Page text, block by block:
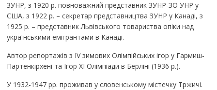
ЗУНР, з 1920 р. повноважний представник ЗУНР-ЗО УНР у
США, з 1922 р. – секретар представництва ЗУНР у Канаді, з
1925 р. – представник Львівського товариства опіки над
українськими емігрантами в Канаді.
Автор репортажів з IV зимових Олімпійських ігор у Гармиш-
Партенкірхені та Ігор XI Олімпіади в Берліні (1936 р.).
У 1932-1947 рр. проживав у словенському містечку Тржичі.